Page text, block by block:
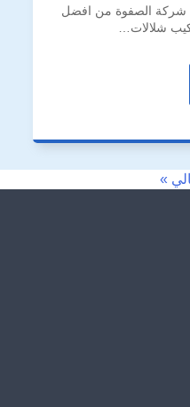
شركة الصفوة من افضل
شلالات…
»